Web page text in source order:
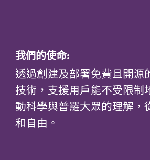
我們的使命:
透過創建及部署免費且開源
技術，支援用戶能不受限制
動科學與普羅大眾的理解，
和自由。